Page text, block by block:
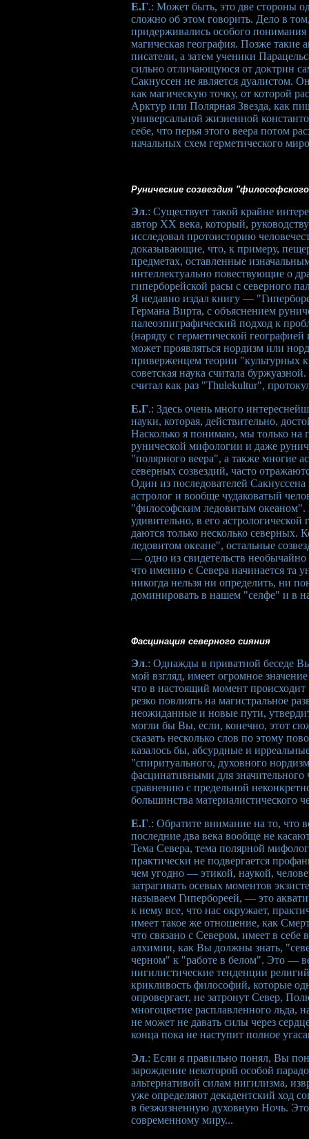
Е.Г.: Может быть, это две стороны
сложно об этом говорить. Дело в
придерживались особого понимания
магическая география. Позже
писатели, а затем ученики
сильно отличающуюся от доктрин
Сакнуссен не является дуалистом.
как магическую точку, от которой
Арктур или Полярная Звезда, как
универсальной жизненной
себе, что перья этого веера потом
начальных схем герметического
Рунические созвездия
Эл.: Существует такой крайне
автор XX века, который,
исследовал протоисторию
доказывающие, что, к примеру,
предметах, оставленные
интеллектуально повествующие о
гиперборейской расы с северного
Я недавно издал книгу —
Германа Вирта, с объяснением
палеоэпиграфический подход к
(наряду с герметической
может проявляться нордизм или
приверженцем теории "культурных
советская наука считала
считал как раз "Thulekultur",
Е.Г.: Здесь очень много
науки, которая, действительно,
Насколько я понимаю, мы только на
рунической мифологии и даже
"полярного веера", а также многие
северных созвездий, часто
Один из последователей
астролог и вообще чудаковатый
"философским ледовитым океаном".
удивительно, в его
даются только несколько северных.
ледовитом океане", остальные
— одно из свидетельств
что именно с Севера начинается та
никогда нельзя ни определить, ни
доминировать в нашем "селфе" и в
Фасцинация северного сияния
Эл.: Однажды в приватной беседе
мой взгляд, имеет огромное
что в настоящий момент
резко повлиять на магистральное
неожиданные и новые пути,
могли бы Вы, если, конечно, этот
сказать несколько слов по этому
казалось бы, абсурдные и
"спиритуального, духовного
фасцинативными для
сравнению с предельной
большинства материалистического
Е.Г.: Обратите внимание на то, что
последние два века вообще не
Тема Севера, тема полярной
практически не подвергается
чем угодно — этикой, наукой,
затрагивать осевых моментов
называем Гипербореей, — это
к нему все, что нас окружает,
имеет такое же отношение, как
что связано с Севером, имеет в
алхимии, как Вы должны знать,
черном" к "работе в белом". Это —
нигилистические тенденции
крикливость философий, которые
опровергает, не затронут Север,
многоцветие расплавленного льда,
не может не давать силы через
конца пока не наступит полное
Эл.: Если я правильно понял, Вы
зарождение некоторой особой
альтернативой силам нигилизма,
уже определяют декадентский ход
в безжизненную духовную Ночь. Это
современному миру...